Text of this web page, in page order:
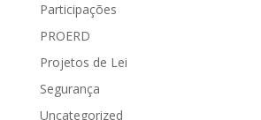
Participações
PROERD
Projetos de Lei
Segurança
Uncategorized